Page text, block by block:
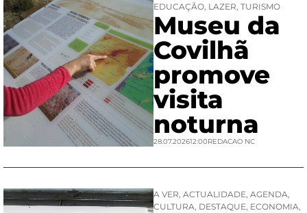
EDUCAÇÃO, LAZER, TURISMO
Museu da
Covilhã
promove
visita
noturna
28.07.202612:00REDACAO NC
A VER, ACTUALIDADE, AGENDA,
CULTURA, DESTAQUE, ECONOMIA,